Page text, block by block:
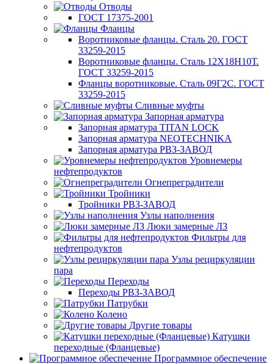
Отводы
ГОСТ 17375-2001
Фланцы
Воротниковые фланцы. Сталь 20. ГОСТ
33259-2015
Воротниковые фланцы. Сталь 12Х18Н10Т.
ГОСТ 33259-2015
Фланцы воротниковые. Сталь 09Г2С. ГОСТ
33259-2015
Сливные муфты
Запорная арматура
Запорная арматура TITAN LOCK
Запорная арматура NEOTECHNIKA
Запорная арматура РВЗ-ЗАВОД
Уровнемеры
нефтепродуктов
Огнепреградители
Тройники
Тройники РВЗ-ЗАВОД
Узлы наполнения
Люки замерные ЛЗ
Фильтры для
нефтепродуктов
Узлы рециркуляции
пара
Переходы
Переходы РВЗ-ЗАВОД
Патрубки
Колено
Другие товары
Катушки
переходные (Фланцевые)
Программное обеспечение